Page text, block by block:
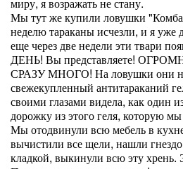
Мы тут же купили ловушки
неделю тараканы исчезли, и я уже
еще через две недели эти твари
ДЕНЬ! Вы представляете!
СРАЗУ МНОГО! На ловушки они
свежекупленный антитараканий
своими глазами видела, как один
дорожку из этого геля, которую мы
Мы отодвинули всю мебель в
вычистили все щели, нашли
кладкой, выкинули всю эту хрень.